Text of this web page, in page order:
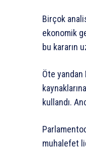
Birçok
ekonomik
bu kararın
Öte yandan
kullandı.
muhalefet